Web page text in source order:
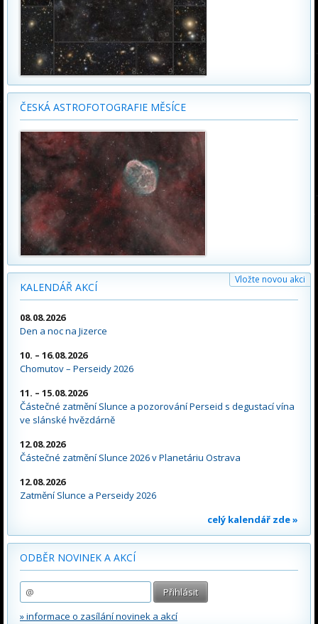
ČESKÁ ASTROFOTOGRAFIE MĚSÍCE
KALENDÁŘ AKCÍ
Vložte novou akci
08.08.2026
Den a noc na Jizerce
10. – 16.08.2026
Chomutov – Perseidy 2026
11. – 15.08.2026
Částečné zatmění Slunce a pozorování Perseid s degustací vína
ve slánské hvězdárně
12.08.2026
Částečné zatmění Slunce 2026 v Planetáriu Ostrava
12.08.2026
Zatmění Slunce a Perseidy 2026
celý kalendář zde »
ODBĚR NOVINEK A AKCÍ
» informace o zasílání novinek a akcí